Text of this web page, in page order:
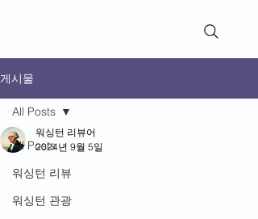
게시물
All Posts
워싱턴 리뷰
워싱턴 관광
All Posts
워싱턴 리뷰어
2024년 9월 5일